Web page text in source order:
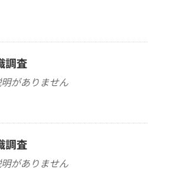
調査
がありません
調査
がありません